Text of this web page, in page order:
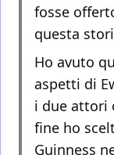
fosse
questa
Ho avuto
aspetti di
i due attori
fine ho
Guinness